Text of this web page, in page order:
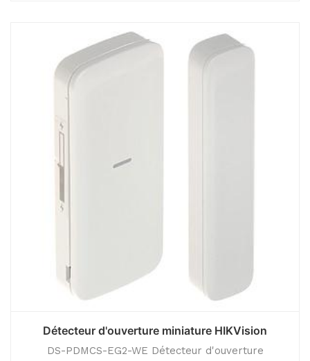
Détecteur d'ouverture miniature HIKVision
DS-PDMCS-EG2-WE Détecteur d'ouverture